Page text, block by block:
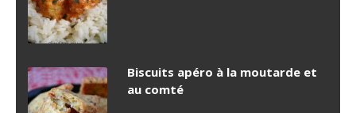
Biscuits apéro à la moutarde et
au comté